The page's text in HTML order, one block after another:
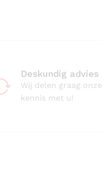
Deskundig advies
Wij delen graag onze
kennis met u!